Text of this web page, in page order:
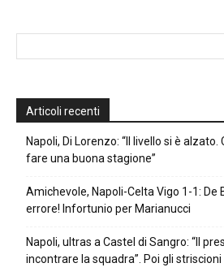
Articoli recenti
Napoli, Di Lorenzo: “Il livello si è
fare una buona stagione”
Amichevole, Napoli-Celta Vigo 1-1:
errore! Infortunio per Marianucci
Napoli, ultras a Castel di Sangro: “Il
incontrare la squadra”. Poi gli striscioni